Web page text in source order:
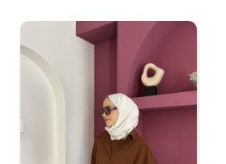
STD